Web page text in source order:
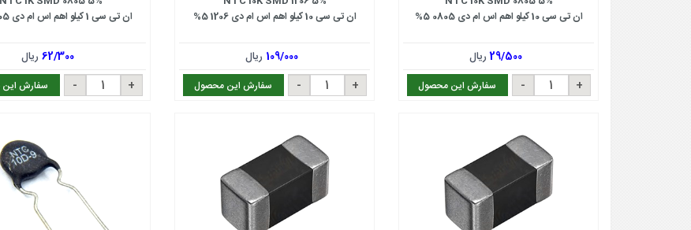
ان تی سی 10 کیلو اهم اس ام دی 0805 5%
29/500ریال
سفارش این محصول
ان تی سی 10 کیلو اهم اس ام دی 1206 5%
109/000 ریال
سفارش این محصول
ان تی سی 1 کیلو اهم اس ام دی 0805 5%
62/300 ریال
سفارش